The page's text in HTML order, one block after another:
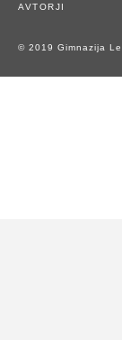
AVTORJI
© 2019 Gimnazija